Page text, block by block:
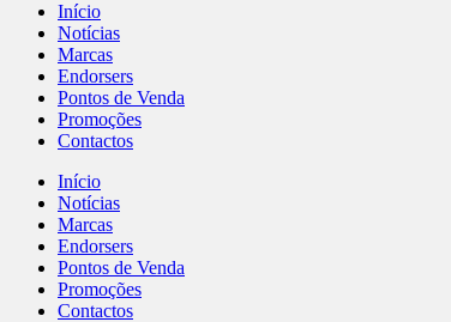
Início
Notícias
Marcas
Endorsers
Pontos de Venda
Promoções
Contactos
Início
Notícias
Marcas
Endorsers
Pontos de Venda
Promoções
Contactos